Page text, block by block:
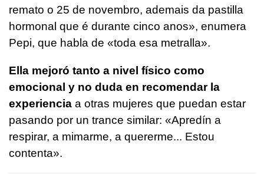
remato o 25 de novembro, ademais da pastilla
hormonal que é durante cinco anos», enumera
Pepi, que habla de «toda esa metralla».
Ella mejoró tanto a nivel físico como
emocional y no duda en recomendar la
experiencia a otras mujeres que puedan estar
pasando por un trance similar: «Apredín a
respirar, a mimarme, a quererme... Estou
contenta».